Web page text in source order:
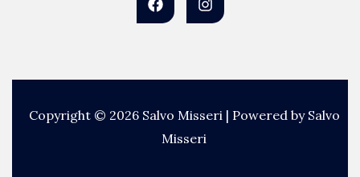
Copyright © 2026 Salvo Misseri | Powered by Salvo
Misseri